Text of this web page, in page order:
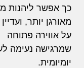
כך אפשר ליהנות
מאורגן יותר,
על אווירה פתוחה
שמרגישה נעימה
יומיומית.